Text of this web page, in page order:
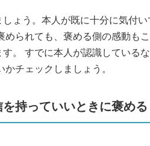
ょう。本人が既に十分に気付
られても、褒める側の感動も
。 すでに本人が認識している
チェックしましょう。
持っていいときに褒める